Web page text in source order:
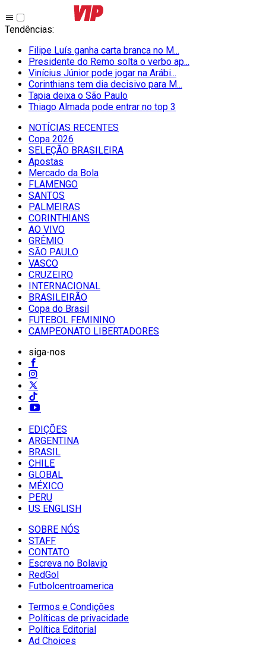
Tendências:
Filipe Luís ganha carta branca no M...
Presidente do Remo solta o verbo ap...
Vinícius Júnior pode jogar na Arábi...
Corinthians tem dia decisivo para M...
Tapia deixa o São Paulo
Thiago Almada pode entrar no top 3
NOTÍCIAS RECENTES
Copa 2026
SELEÇÃO BRASILEIRA
Apostas
Mercado da Bola
FLAMENGO
SANTOS
PALMEIRAS
CORINTHIANS
AO VIVO
GRÊMIO
SĀO PAULO
VASCO
CRUZEIRO
INTERNACIONAL
BRASILEIRÃO
Copa do Brasil
FUTEBOL FEMININO
CAMPEONATO LIBERTADORES
siga-nos
EDIÇÕES
ARGENTINA
BRASIL
CHILE
GLOBAL
MÉXICO
PERU
US ENGLISH
SOBRE NÓS
STAFF
CONTATO
Escreva no Bolavip
RedGol
Futbolcentroamerica
Termos e Condições
Políticas de privacidade
Política Editorial
Ad Choices